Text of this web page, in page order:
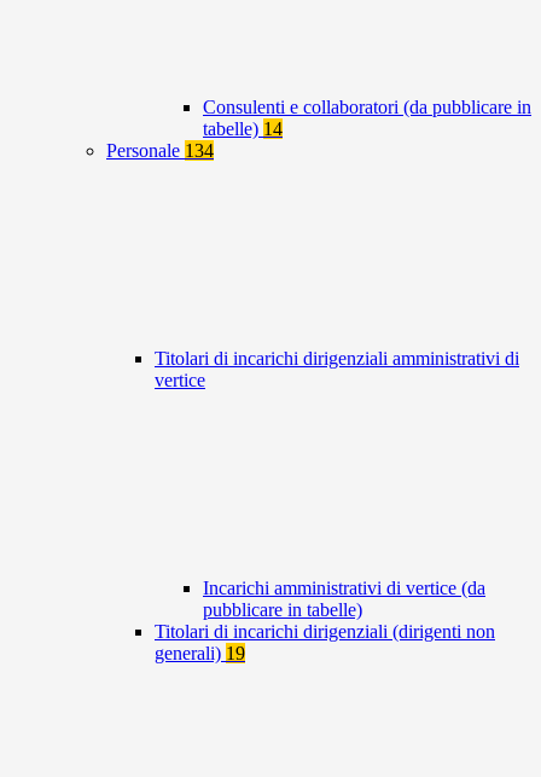
Consulenti e collaboratori (da pubblicare in
tabelle) 14
Personale 134
Titolari di incarichi dirigenziali amministrativi di
vertice
Incarichi amministrativi di vertice (da
pubblicare in tabelle)
Titolari di incarichi dirigenziali (dirigenti non
generali) 19